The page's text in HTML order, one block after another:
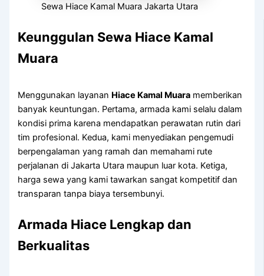
Sewa Hiace Kamal Muara Jakarta Utara
Keunggulan Sewa Hiace Kamal
Muara
Menggunakan layanan Hiace Kamal Muara memberikan
banyak keuntungan. Pertama, armada kami selalu dalam
kondisi prima karena mendapatkan perawatan rutin dari
tim profesional. Kedua, kami menyediakan pengemudi
berpengalaman yang ramah dan memahami rute
perjalanan di Jakarta Utara maupun luar kota. Ketiga,
harga sewa yang kami tawarkan sangat kompetitif dan
transparan tanpa biaya tersembunyi.
Armada Hiace Lengkap dan
Berkualitas